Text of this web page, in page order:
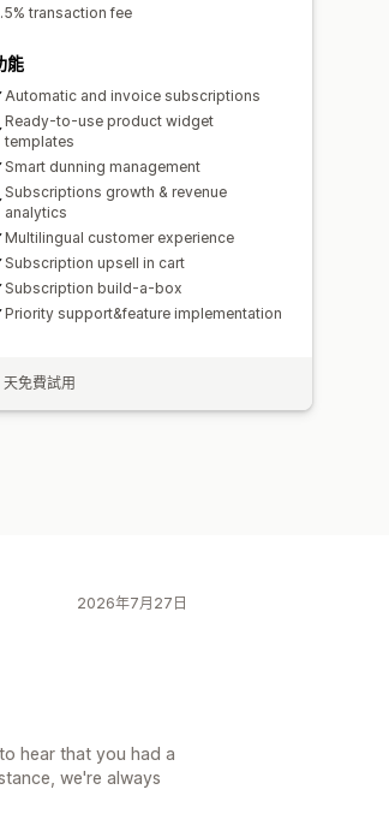
transaction fee
能
Automatic and invoice subscriptions
Ready-to-use product widget
templates
Smart dunning management
Subscriptions growth & revenue
analytics
Multilingual customer experience
Subscription upsell in cart
Subscription build-a-box
Priority support&feature implementation
天免費試用
2026年7月27日
hear that you had a
we're always